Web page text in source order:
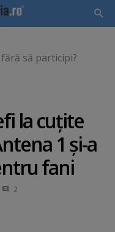
să participi?
la cuţite
1 şi-a
fani
2